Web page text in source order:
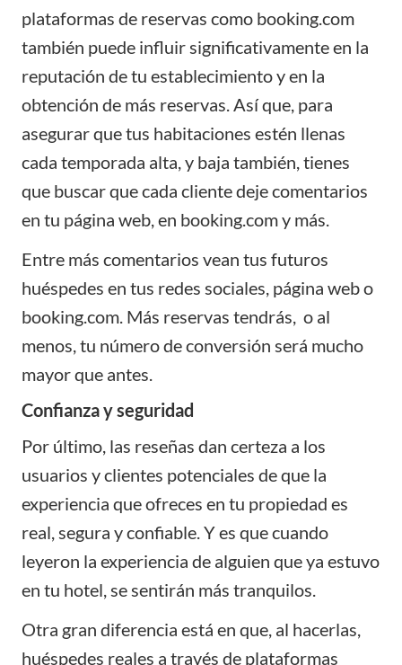
plataformas de reservas como booking.com
también puede influir significativamente en la
reputación de tu establecimiento y en la
obtención de más reservas. Así que, para
asegurar que tus habitaciones estén llenas
cada temporada alta, y baja también, tienes
que buscar que cada cliente deje comentarios
en tu página web, en booking.com y más.
Entre más comentarios vean tus futuros
huéspedes en tus redes sociales, página web o
booking.com. Más reservas tendrás, o al
menos, tu número de conversión será mucho
mayor que antes.
Confianza y seguridad
Por último, las reseñas dan certeza a los
usuarios y clientes potenciales de que la
experiencia que ofreces en tu propiedad es
real, segura y confiable. Y es que cuando
leyeron la experiencia de alguien que ya estuvo
en tu hotel, se sentirán más tranquilos.
Otra gran diferencia está en que, al hacerlas,
huéspedes reales a través de plataformas